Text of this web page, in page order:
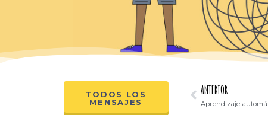
TODOS LOS
MENSAJES
ANTERIOR